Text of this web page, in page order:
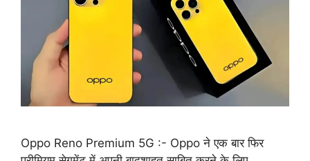
Oppo Reno Premium 5G :- Oppo ने एक बार फिर